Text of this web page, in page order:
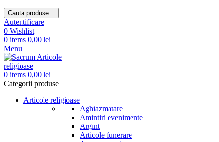
Cauta produse...
Autentificare
0 Wishlist
0 items 0,00 lei
Menu
0 items 0,00 lei
Categorii produse
Articole religioase
Aghiazmatare
Amintiri evenimente
Argint
Articole funerare